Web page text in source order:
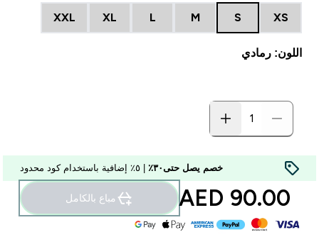
XS
S
M
L
XL
XXL
اللون: رمادي
خصم يصل حتى٣٠٪
90.00 AED‎ مباع بالكامل